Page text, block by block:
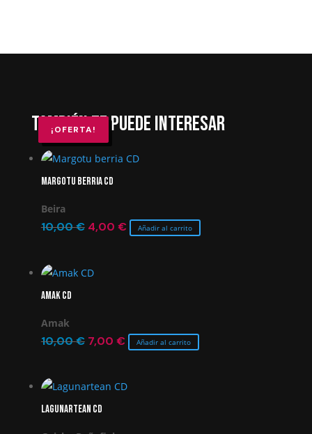
También te puede interesar
¡OFERTA!
Margotu berria CD
Beira
10,00€ El
era:
4,00 €El
Añadir al carrito
¡OFERTA!
Amak CD
Amak
10,00€ El
era:
10,00 €.
7,00 €El
es:
Añadir al carrito
¡OFERTA!
Lagunartean CD
¡OFERTA!